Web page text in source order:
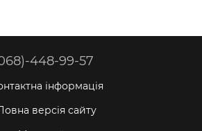
448-99-57
інформація
версія сайту